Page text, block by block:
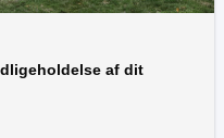
af dit